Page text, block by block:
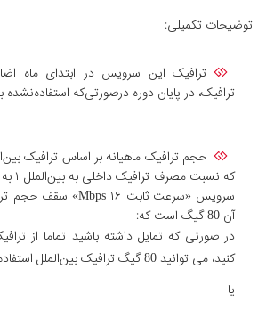
توضیحات تکمیلی:
ترافیک این سرویس در ابتدای ماه
ترافیک، در پایان دوره درصورتی‌که
حجم ترافیک ماهیانه بر اساس ترافیک
آن 80 گیگ است که:
در صورتی که تمایل داشته باشید تماما از
کنید، می توانید 80 گیگ ترافیک بین‌الملل استفاده کنید،
یا